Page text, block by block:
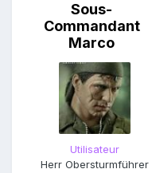
Sous-
Commandant
Marco
Utilisateur
Herr Obersturmführer